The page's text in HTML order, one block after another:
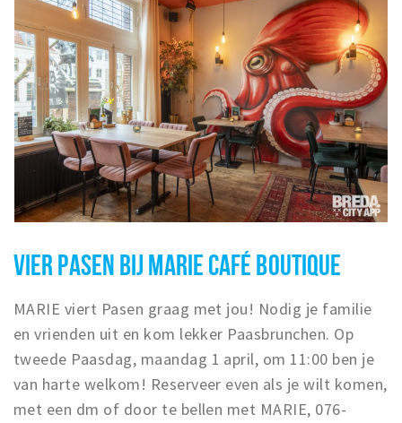
VIER PASEN BIJ MARIE CAFÉ BOUTIQUE
MARIE viert Pasen graag met jou! Nodig je familie
en vrienden uit en kom lekker Paasbrunchen. Op
tweede Paasdag, maandag 1 april, om 11:00 ben je
van harte welkom! Reserveer even als je wilt komen,
met een dm of door te bellen met MARIE, 076-